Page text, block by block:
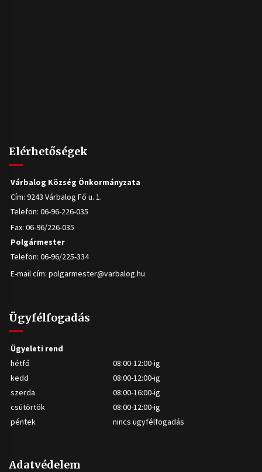
Elérhetőségek
Várbalog Község Önkormányzata
Cím: 9243 Várbalog Fő u. 1.
Telefon: 06-96-226-035
Fax: 06-96/226-035
Polgármester
Telefon: 06-96/225-334
E-mail cím: polgarmester@varbalog.hu
Ügyfélfogadás
Ügyeleti rend
hétfő
08:00-12:00-ig
kedd
08:00-12:00-ig
szerda
08:00-16:00-ig
csütörtök
08:00-12:00-ig
péntek
nincs ügyfélfogadás
Adatvédelem